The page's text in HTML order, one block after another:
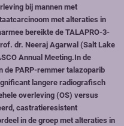
bij mannen met
met alteraties in
bereikte de TALAPRO-3-
dr. Neeraj Agarwal (Salt Lake
Annual Meeting.In de
de PARP-remmer talazoparib
langere radiografisch
overleving (OS) versus
castratieresistent
in de groep met alteraties in